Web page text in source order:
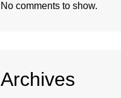
No comments to show.
Archives